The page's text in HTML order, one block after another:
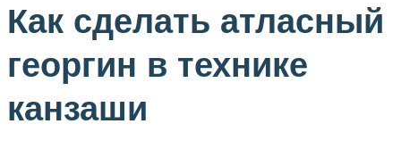
Как сделать атласный
георгин в технике
канзаши